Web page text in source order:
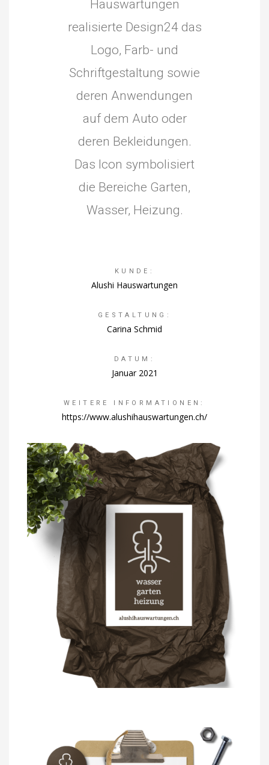
Hauswartungen
realisierte Design24 das
Logo, Farb- und
Schriftgestaltung sowie
deren Anwendungen
auf dem Auto oder
deren Bekleidungen.
Das Icon symbolisiert
die Bereiche Garten,
Wasser, Heizung.
KUNDE:
Alushi Hauswartungen
GESTALTUNG:
Carina Schmid
DATUM:
Januar 2021
WEITERE INFORMATIONEN:
https://www.alushihauswartungen.ch/